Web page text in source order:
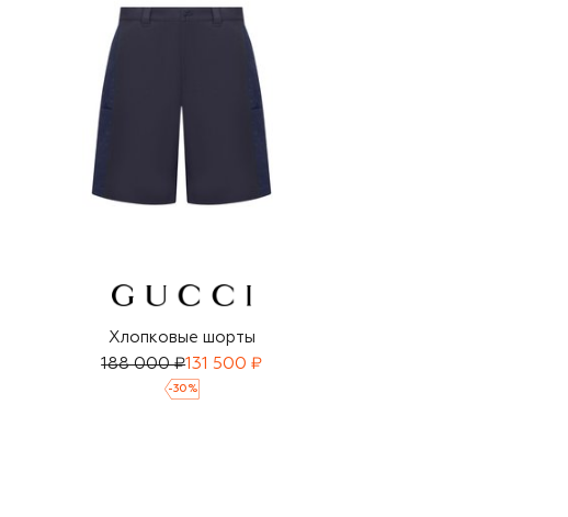
Хлопковые шорты
188 000 ₽131 500 ₽
-30 %